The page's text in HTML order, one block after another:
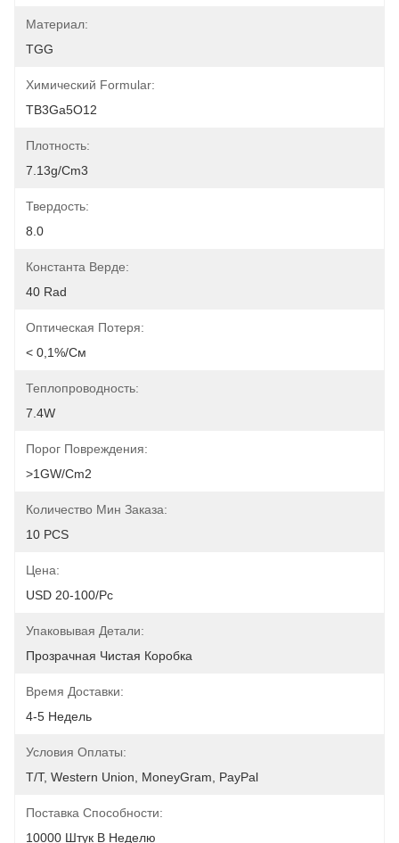
Материал:
TGG
Химический Formular:
TB3Ga5O12
Плотность:
7.13g/cm3
Твердость:
8.0
Константа Верде:
40 Rad
Оптическая Потеря:
< 0,1%/см
Теплопроводность:
7.4W
Порог Повреждения:
>1GW/cm2
Количество Мин Заказа:
10 PCS
Цена:
USD 20-100/pc
Упаковывая Детали:
Прозрачная Чистая Коробка
Время Доставки:
4-5 Недель
Условия Оплаты:
T/T, Western Union, MoneyGram, PayPal
Поставка Способности:
10000 Штук В Неделю